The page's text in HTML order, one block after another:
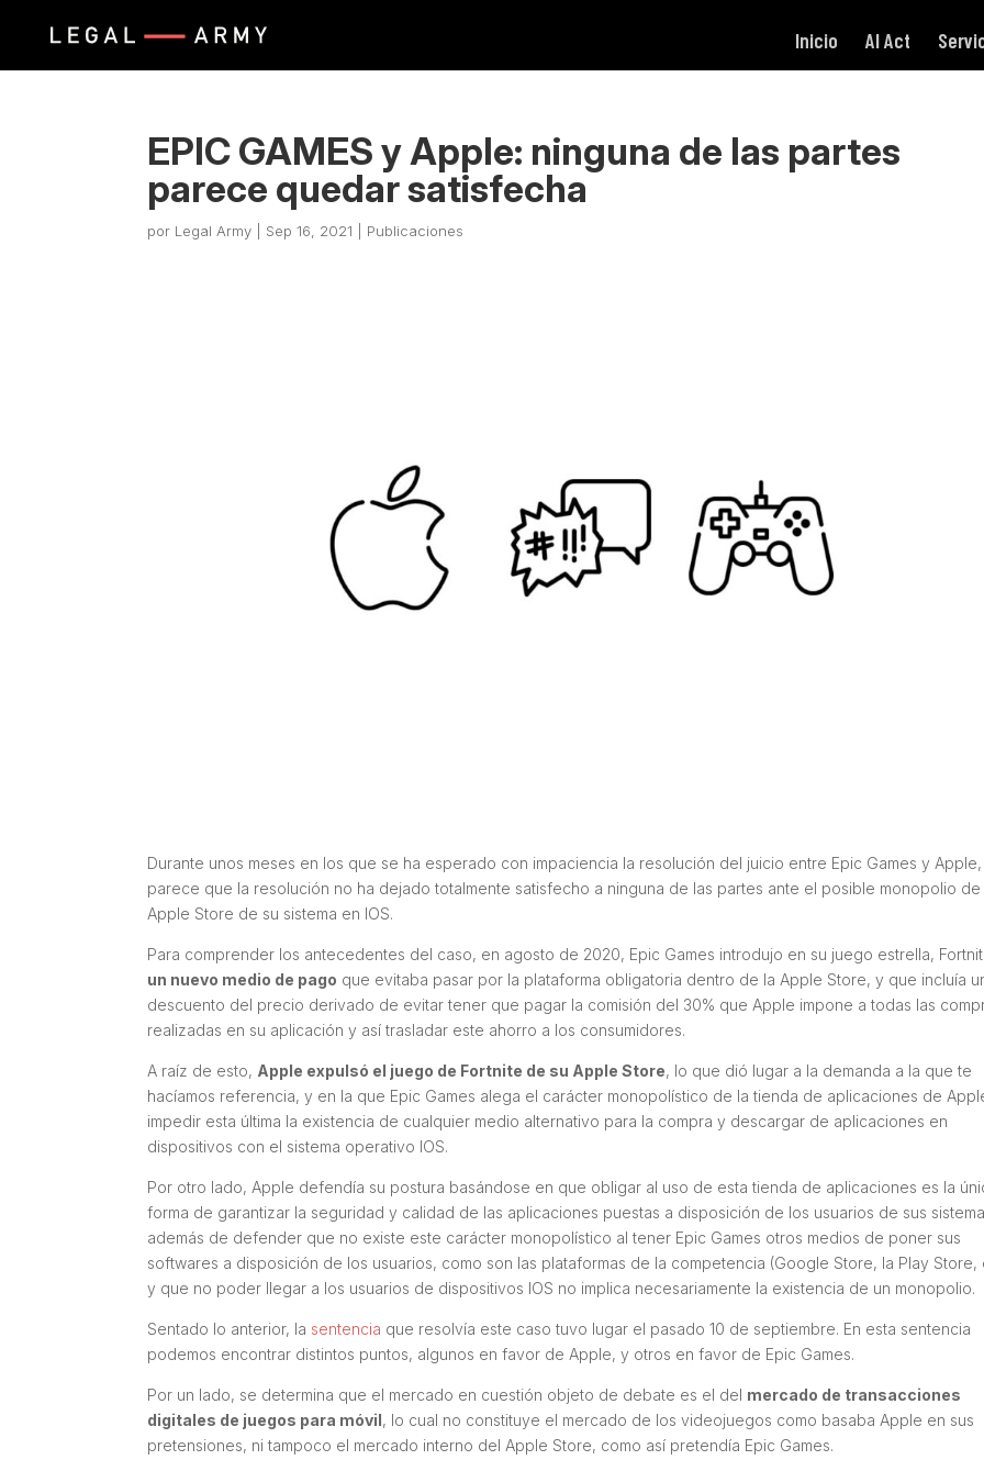
Inicio AI Act
EPIC GAMES y Apple: ninguna de las partes
parece quedar satisfecha
por Legal Army Sep 16, 2021 Publicaciones
Durante unos meses en los que se ha esperado con impaciencia la resolución del juicio entre Epic Games y Apple,
parece que la resolución no ha dejado totalmente satisfecho a ninguna de las partes ante el posible monopolio de
Apple Store de su sistema en IOS.
Para comprender los antecedentes del caso, en agosto de 2020, Epic Games introdujo en su juego estrella,
un nuevo medio de pago que evitaba pasar por la plataforma obligatoria dentro de la Apple Store, y que incluía
descuento del precio derivado de evitar tener que pagar la comisión del 30% que Apple impone a todas las
realizadas en su aplicación y así trasladar este ahorro a los consumidores.
A raíz de esto, Apple expulsó el juego de Fortnite de su Apple Store, lo que dió lugar a la demanda a la que te
hacíamos referencia, y en la que Epic Games alega el carácter monopolístico de la tienda de aplicaciones de
impedir esta última la existencia de cualquier medio alternativo para la compra y descargar de aplicaciones en
dispositivos con el sistema operativo IOS.
Por otro lado, Apple defendía su postura basándose en que obligar al uso de esta tienda de aplicaciones es la
forma de garantizar la seguridad y calidad de las aplicaciones puestas a disposición de los usuarios de sus
además de defender que no existe este carácter monopolístico al tener Epic Games otros medios de poner sus
softwares a disposición de los usuarios, como son las plataformas de la competencia (Google Store, la Play Store,
y que no poder llegar a los usuarios de dispositivos IOS no implica necesariamente la existencia de un monopolio.
Sentado lo anterior, la sentencia que resolvía este caso tuvo lugar el pasado 10 de septiembre. En esta sentencia
podemos encontrar distintos puntos, algunos en favor de Apple, y otros en favor de Epic Games.
Por un lado, se determina que el mercado en cuestión objeto de debate es el del mercado de transacciones
digitales de juegos para móvil, lo cual no constituye el mercado de los videojuegos como basaba Apple en sus
pretensiones, ni tampoco el mercado interno del Apple Store, como así pretendía Epic Games.